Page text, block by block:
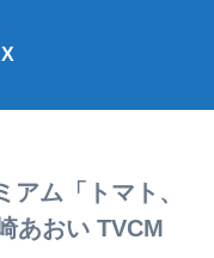
ム「トマト、
あおい TVCM